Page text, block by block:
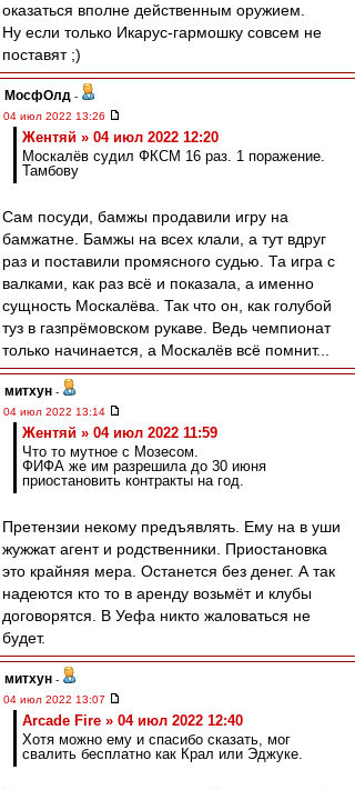
оказаться вполне действенным оружием.
Ну если только Икарус-гармошку совсем не
поставят ;)
МосфОлд -
04 июл 2022 13:26
Жентяй » 04 июл 2022 12:20
Москалёв судил ФКСМ 16 раз. 1 поражение.
Тамбову
Сам посуди, бамжы продавили игру на
бамжатне. Бамжы на всех клали, а тут вдруг
раз и поставили промясного судью. Та игра с
валками, как раз всё и показала, а именно
сущность Москалёва. Так что он, как голубой
туз в газпрёмовском рукаве. Ведь чемпионат
только начинается, а Москалёв всё помнит...
митхун -
04 июл 2022 13:14
Жентяй » 04 июл 2022 11:59
Что то мутное с Мозесом.
ФИФА же им разрешила до 30 июня
приостановить контракты на год.
Претензии некому предъявлять. Ему на в уши
жужжат агент и родственники. Приостановка
это крайняя мера. Останется без денег. А так
надеются кто то в аренду возьмёт и клубы
договорятся. В Уефа никто жаловаться не
будет.
митхун -
04 июл 2022 13:07
Arcade Fire » 04 июл 2022 12:40
Хотя можно ему и спасибо сказать, мог
свалить бесплатно как Крал или Эджуке.